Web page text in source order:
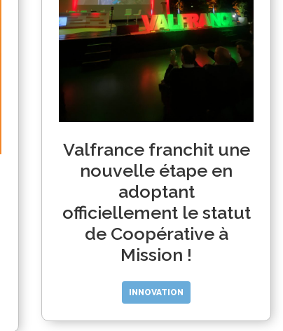
Valfrance franchit une
nouvelle étape en
adoptant
officiellement le statut
de Coopérative à
Mission !
INNOVATION